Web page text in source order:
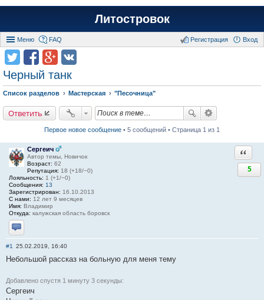
Литостровок
Меню FAQ Вход
Регистрация
Черный танк
Список разделов Мастерская "Песочница"
Ответить
Первое новое сообщение • 5 сообщений • Страница 1 из 1
Сергеич
Автор темы, Новичок
Возраст: 62
Репутация: 18 (+18/−0)
Лояльность: 1 (+1/−0)
Сообщения: 13
Зарегистрирован: 16.10.2013
С нами: 12 лет 9 месяцев
Имя: Владимир
Откуда: калужская область боровск
Отправить личное сообщение
5
#1 25.02.2019, 16:40
Небольшой рассказ на больную для меня тему
Добавлено спустя 1 минуту 3 секунды:
Сергеич